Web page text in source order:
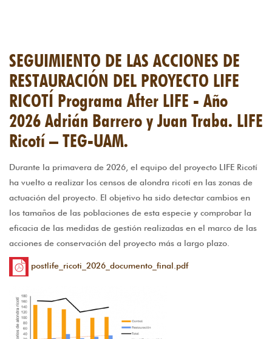
SEGUIMIENTO DE LAS ACCIONES DE
RESTAURACIÓN DEL PROYECTO LIFE
RICOTÍ Programa After LIFE - Año
2026 Adrián Barrero y Juan Traba. LIFE
Ricotí – TEG-UAM.
Durante la primavera de 2026, el equipo del proyecto LIFE Ricotí
ha vuelto a realizar los censos de alondra ricotí en las zonas de
actuación del proyecto. El objetivo ha sido detectar cambios en
los tamaños de las poblaciones de esta especie y comprobar la
eficacia de las medidas de gestión realizadas en el marco de las
acciones de conservación del proyecto más a largo plazo.
postlife_ricoti_2026_documento_final.pdf